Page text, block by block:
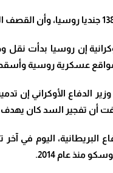
إن روسيا بدأت
4 طائرات روسية مسيرة خلال المعارك في مقاطعة
وزير الدفاع الأوكراني
أن تفجير السد كان يهدف
البريطانية، اليوم
منذ عام 2014
.